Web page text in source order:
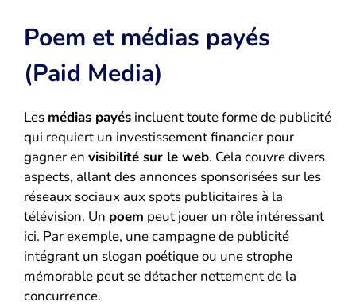
Poem et médias payés
(Paid Media)
Les médias payés incluent toute forme de publicité
qui requiert un investissement financier pour
gagner en visibilité sur le web. Cela couvre divers
aspects, allant des annonces sponsorisées sur les
réseaux sociaux aux spots publicitaires à la
télévision. Un poem peut jouer un rôle intéressant
ici. Par exemple, une campagne de publicité
intégrant un slogan poétique ou une strophe
mémorable peut se détacher nettement de la
concurrence.